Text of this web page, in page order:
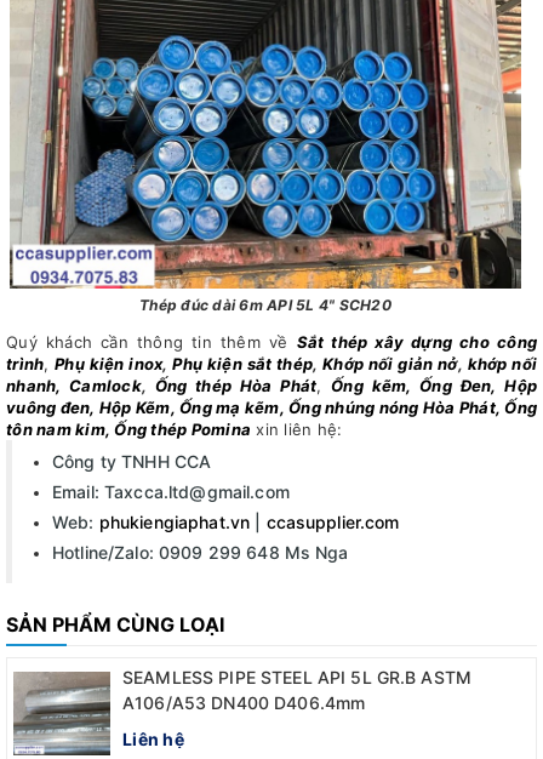
Thép đúc dài 6m API 5L 4" SCH20
Quý khách cần thông tin thêm về Sắt thép xây dựng cho công
trình,Phụ kiện inox,Phụ kiện sắt thép,Khớp nối giản nở, khớp nối
nhanh, Camlock, Ống thép Hòa Phát,Ống kẽm, Ống Đen, Hộp
vuông đen, Hộp Kẽm, Ống mạ kẽm, Ống nhúng nóng Hòa Phát, Ống
tôn nam kim, Ống thép Pomina xin liên hệ:
Công ty TNHH CCA
Email: Taxcca.ltd@gmail.com
Web: phukiengiaphat.vn
ccasupplier.com
Hotline/Zalo: 0909 299 648 Ms Nga
SẢN PHẨM CÙNG LOẠI
SEAMLESS PIPE STEEL API 5L GR.B ASTM
A106/A53 DN400 D406.4mm
Liên hệ